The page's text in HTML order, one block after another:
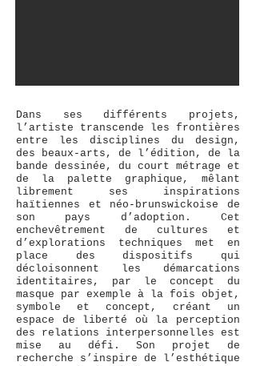
Fanny Aboulker,Guimauvé·e-paysage,
2022 © Dorah Claude
Dans ses différents projets,
l’artiste transcende les frontières
entre les disciplines du design,
des beaux-arts, de l’édition, de la
bande dessinée, du court métrage et
de la palette graphique, mêlant
librement ses inspirations
haïtiennes et néo-brunswickoise de
son pays d’adoption. Cet
enchevêtrement de cultures et
d’explorations techniques met en
place des dispositifs qui
décloisonnent les démarcations
identitaires, par le concept du
masque par exemple à la fois objet,
symbole et concept, créant un
espace de liberté où la perception
des relations interpersonnelles est
mise au défi. Son projet de
recherche s’inspire de l’esthétique